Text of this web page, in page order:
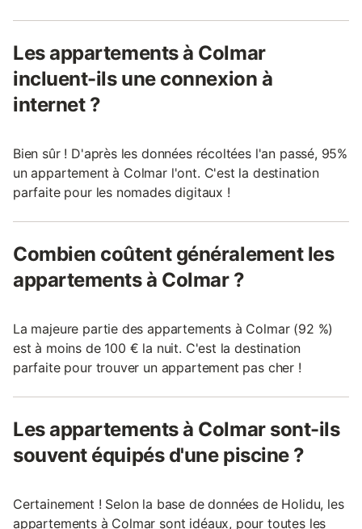
Les appartements à Colmar
incluent-ils une connexion à
internet ?
Bien sûr ! D'après les données récoltées l'an passé, 95%
un appartement à Colmar l'ont. C'est la destination
parfaite pour les nomades digitaux !
Combien coûtent généralement les
appartements à Colmar ?
La majeure partie des appartements à Colmar (92 %)
est à moins de 100 € la nuit. C'est la destination
parfaite pour trouver un appartement pas cher !
Les appartements à Colmar sont-ils
souvent équipés d'une piscine ?
Certainement ! Selon la base de données de Holidu, les
appartements à Colmar sont idéaux, pour toutes les